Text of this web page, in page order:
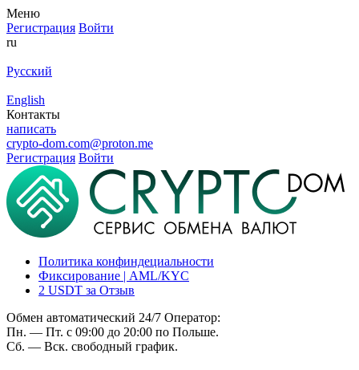
Меню
Регистрация Войти
ru
Русский
English
Контакты
написать
crypto-dom.com@proton.me
Регистрация Войти
Политика конфиндециальности
Фиксирование | AML/KYC
2 USDT за Отзыв
Обмен автоматический 24/7 Оператор:
Пн. — Пт. с 09:00 до 20:00 по Польше.
Сб. — Вск. свободный график.